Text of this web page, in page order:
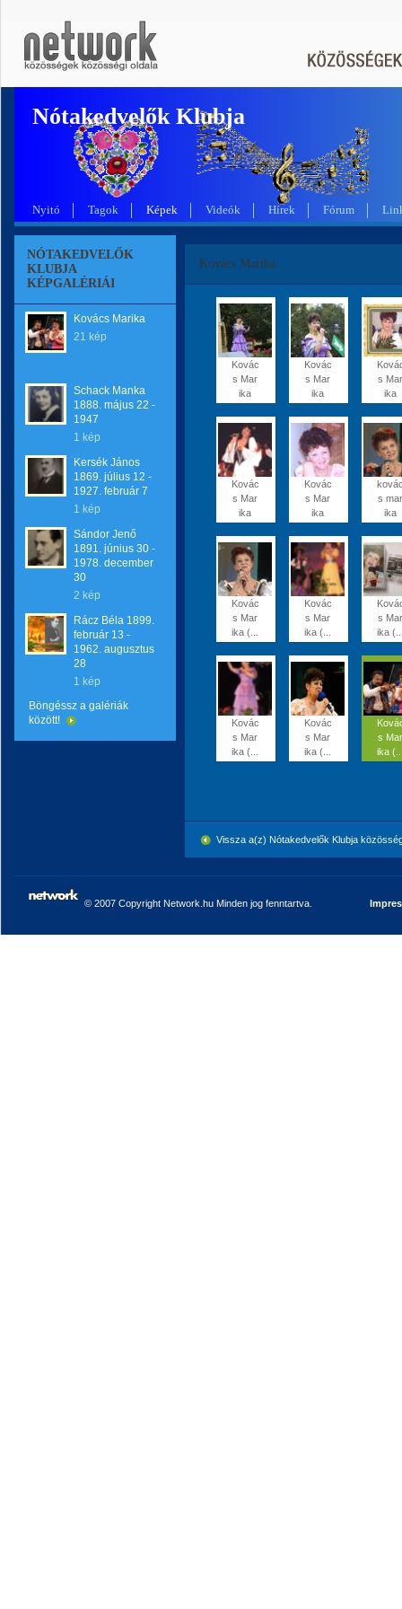
Nótakedvelők Klubja
Nyitó Tagok Képek Videók Hírek Fórum
NÓTAKEDVELŐK
KLUBJA
KÉPGALÉRIÁI
Kovács Marika
21 kép
Schack Manka
1888. május 22 -
1947
1 kép
Kersék János
1869. július 12 -
1927. február 7
1 kép
Sándor Jenő
1891. június 30 -
1978. december
30
2 kép
Rácz Béla 1899.
február 13 -
1962. augusztus
28
1 kép
Böngéssz a galériák
között!
Kovács Marika
Kovác
s Mar
ika
Kovác
s Mar
ika
s Mar
ika
Kovác
s Mar
ika
Kovác
s Mar
ika
s mar
ika
Kovác
s Mar
ika (...
Kovác
s Mar
ika (...
s Mar
ika
Kovác
s Mar
ika (...
Kovác
s Mar
ika (...
s Mar
ika
Vissza a(z) Nótakedvelők Klubja
© 2007 Copyright Network.hu Minden jog fenntartva.